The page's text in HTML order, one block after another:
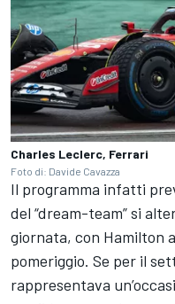
Charles Leclerc, Ferrari
Foto di: Davide Cavazza
Il programma infatti
del “dream-team” si
giornata, con Hamilton
pomeriggio. Se per il
rappresentava